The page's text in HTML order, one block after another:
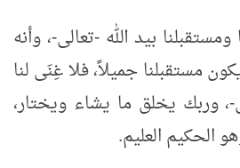
بيد الله -تعالى-، وأنه
مستقبلنا جميلاً، فلا غِنَى لنا
، وربك يخلق ما يشاء ويختار،
الحكيم العليم.